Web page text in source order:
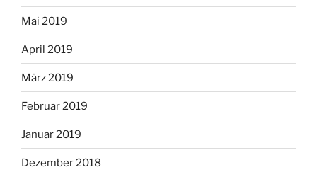
Mai 2019
April 2019
März 2019
Februar 2019
Januar 2019
Dezember 2018